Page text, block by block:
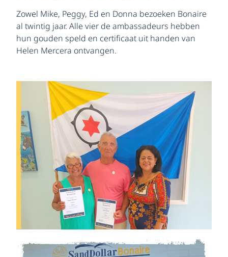
Zowel Mike, Peggy, Ed en Donna bezoeken Bonaire
al twintig jaar. Alle vier de ambassadeurs hebben
hun gouden speld en certificaat uit handen van
Helen Mercera ontvangen.